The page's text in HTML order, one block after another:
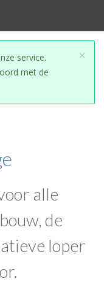
×
service.
met de
alle
de
loper